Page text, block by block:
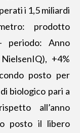
i 1,5 miliardi
prodotto
periodo: Anno
+4%
posto per
biologico pari a
all’anno
posto il libero